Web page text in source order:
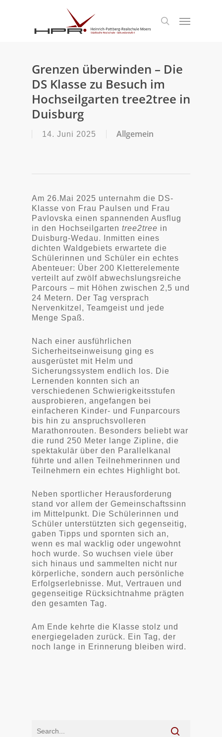
search
Menu
Grenzen überwinden – Die
DS Klasse zu Besuch im
Hochseilgarten tree2tree in
Duisburg
14. Juni 2025 Allgemein
Am 26.Mai 2025 unternahm die DS-
Klasse von Frau Paulsen und Frau
Pavlovska einen spannenden Ausflug
in den Hochseilgarten tree2tree in
Duisburg-Wedau. Inmitten eines
dichten Waldgebiets erwartete die
Schülerinnen und Schüler ein echtes
Abenteuer: Über 200 Kletterelemente
verteilt auf zwölf abwechslungsreiche
Parcours – mit Höhen zwischen 2,5 und
24 Metern. Der Tag versprach
Nervenkitzel, Teamgeist und jede
Menge Spaß.
Nach einer ausführlichen
Sicherheitseinweisung ging es
ausgerüstet mit Helm und
Sicherungssystem endlich los. Die
Lernenden konnten sich an
verschiedenen Schwierigkeitsstufen
ausprobieren, angefangen bei
einfacheren Kinder- und Funparcours
bis hin zu anspruchsvolleren
Marathonrouten. Besonders beliebt war
die rund 250 Meter lange Zipline, die
spektakulär über den Parallelkanal
führte und allen Teilnehmerinnen und
Teilnehmern ein echtes Highlight bot.
Neben sportlicher Herausforderung
stand vor allem der Gemeinschaftssinn
im Mittelpunkt. Die Schülerinnen und
Schüler unterstützten sich gegenseitig,
gaben Tipps und spornten sich an,
wenn es mal wacklig oder ungewohnt
hoch wurde. So wuchsen viele über
sich hinaus und sammelten nicht nur
körperliche, sondern auch persönliche
Erfolgserlebnisse. Mut, Vertrauen und
gegenseitige Rücksichtnahme prägten
den gesamten Tag.
Am Ende kehrte die Klasse stolz und
energiegeladen zurück. Ein Tag, der
noch lange in Erinnerung bleiben wird.